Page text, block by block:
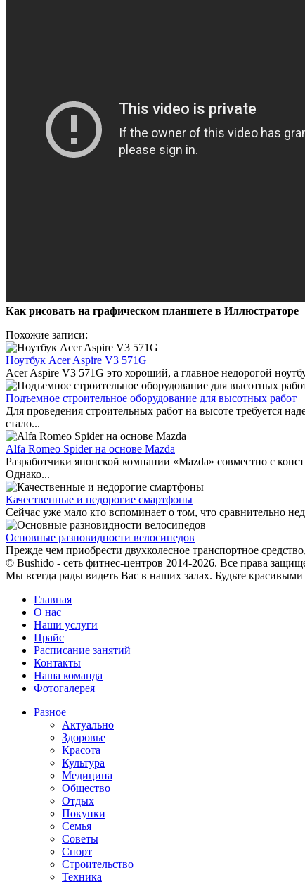
Как рисовать на графическом планшете в Иллюстраторе
Похожие записи:
Ноутбук Acer Aspire V3 571G
Acer Aspire V3 571G это хороший, а главное недорогой
Подъемное строительное оборудование для высотных работ
Для проведения строительных работ на высоте требуется
стало...
Alfa Romeo Spider на основе Mazda
Разработчики японской компании «Mazda» совместно с
Однако...
Качественные и недорогие смартфоны
Сейчас уже мало кто вспоминает о том, что сравнительно
Основные разновидности велосипедов
Прежде чем приобрести двухколесное транспортное
© Bushido - сеть фитнес-центров 2014-2026. Все права
Мы всегда рады видеть Вас в наших залах. Будьте
Главная
О нас
Наши услуги
Прайс
Расписание занятий
Контакты
Наша команда
Фотогалерея
Разное
Актуально
Здоровье
Красота
Культура
Медицина
Общество
Отдых
Покупки
Семья
Советы
Спорт
Строительство
Техника